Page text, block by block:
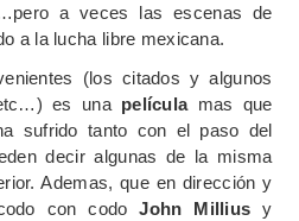
a veces las escenas de
a la lucha libre mexicana.
(los citados y algunos
es una películamas que
sufrido tanto con el paso del
decir algunas de la misma
Ademas, que en dirección y
con codoJohn Millius y